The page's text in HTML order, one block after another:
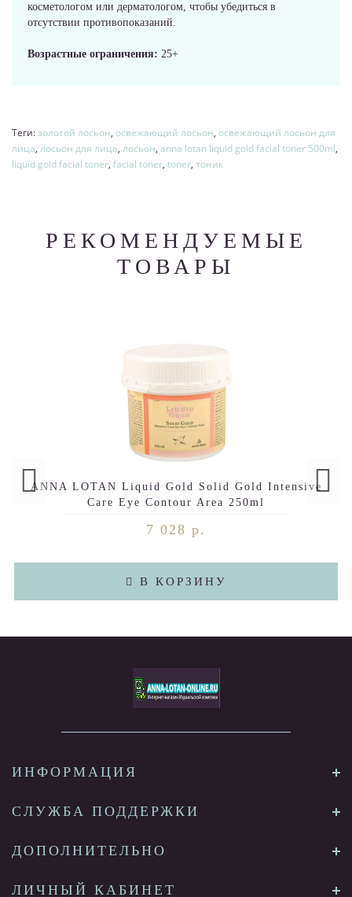
косметологом или дерматологом, чтобы убедиться в
отсутствии противопоказаний.
Возрастные ограничения: 25+
Теги:золотой лосьон, освежающий лосьон, освежающий лосьон для
лица, лосьон для лица, лосьон, anna lotan liquid gold facial toner 500ml,
liquid gold facial toner, facial toner, toner, тоник
РЕКОМЕНДУЕМЫЕ
ТОВАРЫ
ANNA LOTAN Liquid Gold Solid Gold Intensive
Care Eye Contour Area 250ml
7 028 р.
В КОРЗИНУ
ИНФОРМАЦИЯ
СЛУЖБА ПОДДЕРЖКИ
ДОПОЛНИТЕЛЬНО
ЛИЧНЫЙ КАБИНЕТ